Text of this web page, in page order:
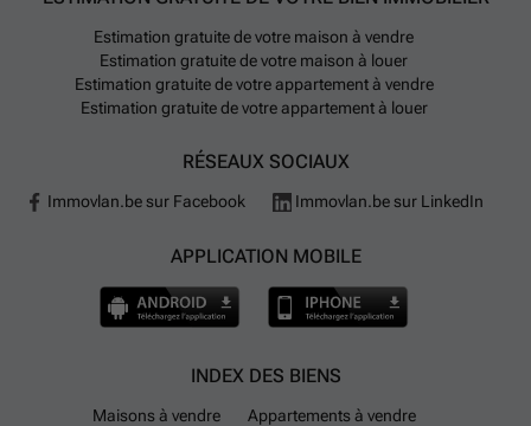
Estimation gratuite de votre maison à vendre
Estimation gratuite de votre maison à louer
Estimation gratuite de votre appartement à vendre
Estimation gratuite de votre appartement à louer
RÉSEAUX SOCIAUX
Immovlan.be sur Facebook Immovlan.be sur LinkedIn
APPLICATION MOBILE
INDEX DES BIENS
Maisons à vendre
Appartements à vendre